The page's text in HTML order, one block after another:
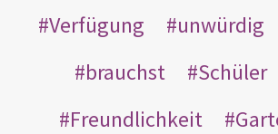
Verfügung
unwürdig
brauchst
Schüler
Freundlichkeit